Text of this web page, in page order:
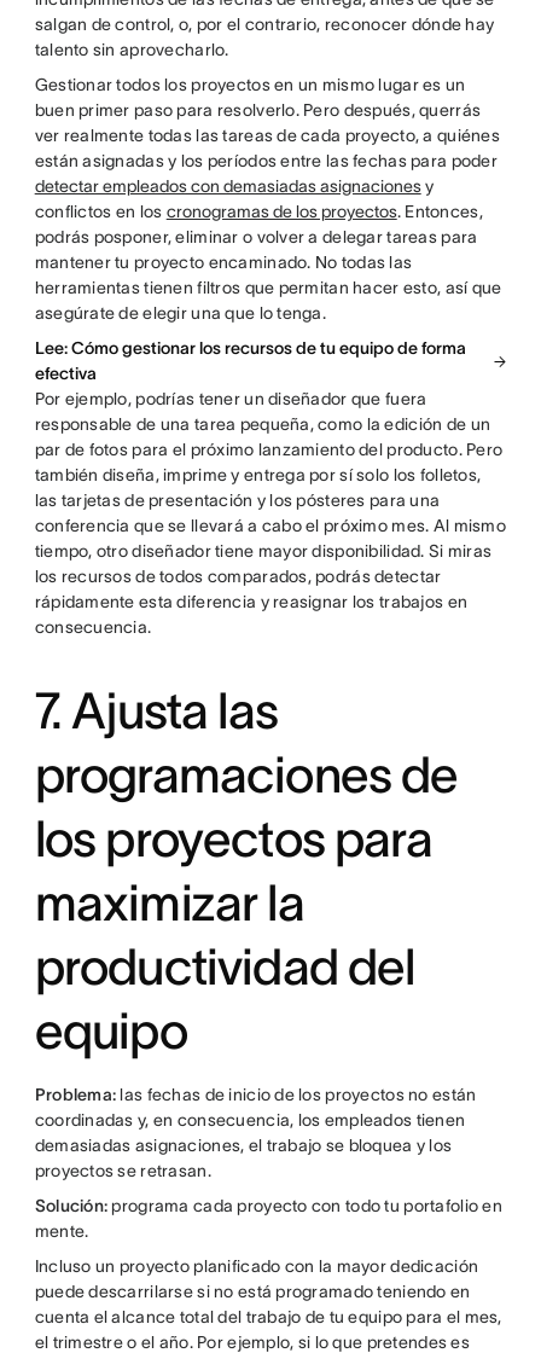
salgan de control, o, por el contrario, reconocer dónde hay
talento sin aprovecharlo.
Gestionar todos los proyectos en un mismo lugar es un
buen primer paso para resolverlo. Pero después, querrás
ver realmente todas las tareas de cada proyecto, a quiénes
están asignadas y los períodos entre las fechas para poder
detectar empleados con demasiadas asignacionesy
conflictos en los cronogramas de los proyectos. Entonces,
podrás posponer, eliminar o volver a delegar tareas para
mantener tu proyecto encaminado. No todas las
herramientas tienen filtros que permitan hacer esto, así que
asegúrate de elegir una que lo tenga.
Lee: Cómo gestionar los recursos de tu equipo de forma
efectiva
Por ejemplo, podrías tener un diseñador que fuera
responsable de una tarea pequeña, como la edición de un
par de fotos para el próximo lanzamiento del producto. Pero
también diseña, imprime y entrega por sí solo los folletos,
las tarjetas de presentación y los pósteres para una
conferencia que se llevará a cabo el próximo mes. Al mismo
tiempo, otro diseñador tiene mayor disponibilidad. Si miras
los recursos de todos comparados, podrás detectar
rápidamente esta diferencia y reasignar los trabajos en
consecuencia.
7. Ajusta las
programaciones de
los proyectos para
maximizar la
productividad del
equipo
Problema: las fechas de inicio de los proyectos no están
coordinadas y, en consecuencia, los empleados tienen
demasiadas asignaciones, el trabajo se bloquea y los
proyectos se retrasan.
Solución: programa cada proyecto con todo tu portafolio en
mente.
Incluso un proyecto planificado con la mayor dedicación
puede descarrilarse si no está programado teniendo en
cuenta el alcance total del trabajo de tu equipo para el mes,
el trimestre o el año. Por ejemplo, si lo que pretendes es